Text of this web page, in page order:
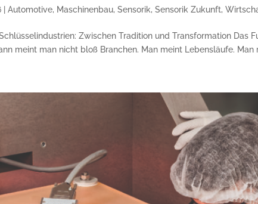
|Automotive, Maschinenbau,Sensorik,Sensorik Zukunft,
Zwischen Tradition und Transformation
meint man nicht bloß Branchen. Man meint Lebensläufe. Man